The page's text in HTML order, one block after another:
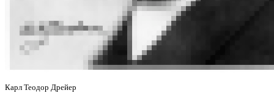
Карл Теодор Дрейер